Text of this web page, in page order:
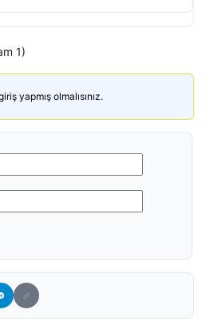
1)
yapmış olmalısınız.